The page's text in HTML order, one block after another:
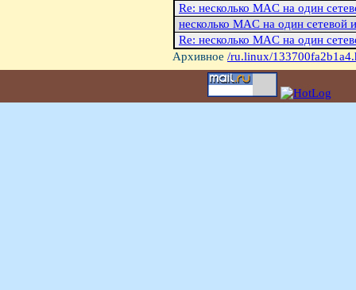
Re: несколько MAC на один
несколько MAC на один сетевой
Re: несколько MAC на один
Архивное /ru.linux/